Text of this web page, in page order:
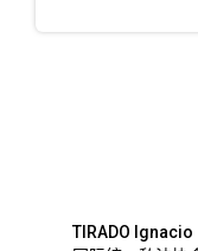
TIRADO Ignacio